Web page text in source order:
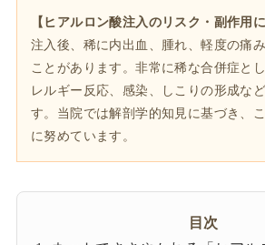
【ヒアルロン酸注入のリスク・副作用に
注入後、稀に内出血、腫れ、軽度の痛
ことがあります。非常に稀な合併症と
レルギー反応、感染、しこりの形成な
す。当院では解剖学的知見に基づき、
に努めています。
目次